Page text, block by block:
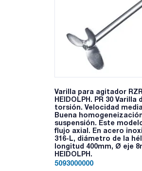
Varilla para agitador
HEIDOLPH. PR 30 Varilla
torsión. Velocidad
Buena
suspensión. Este
flujo axial. En acero
316-L, diámetro de la
longitud 400mm, Ø eje
HEIDOLPH.
5093000000